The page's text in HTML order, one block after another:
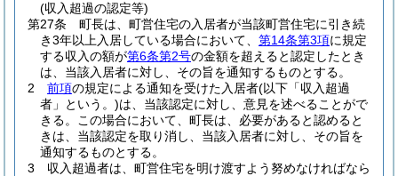
(収入超過の認定等)
第27条
町長は、町営住宅の入居者が当該町営住宅に引き続
き3年以上入居している場合において、 第14条第3項に規定
する収入の額が第6条第2号の金額を超えると認定したとき
は、当該入居者に対し、その旨を通知するものとする。
2
前項の規定による通知を受けた入居者(以下「収入超過
者」という。)は、当該認定に対し、意見を述べることがで
きる。
この場合において、町長は、必要があると認めると
きは、当該認定を取り消し、当該入居者に対し、その旨を
通知するものとする。
3
収入超過者は、町営住宅を明け渡すよう努めなければなら